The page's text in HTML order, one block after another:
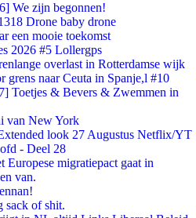
We zijn begonnen!
Drone baby drone
een mooie toekomst
2026 #5 Lollergps
overlast in Rotterdamse wijk
grens naar Ceuta in Spanje,l #10
Toetjes & Bevers & Zwemmen in
van New York
look 27 Augustus Netflix/YT
- Deel 28
Europese migratiepact gaat in
van.
of shit.